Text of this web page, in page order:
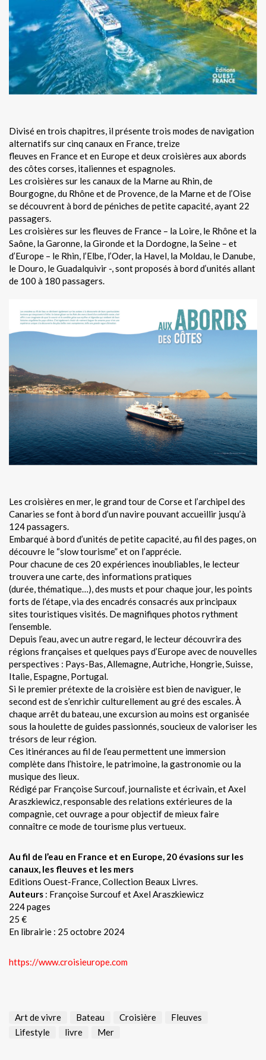
Divisé en trois chapitres, il présente trois modes de navigation
alternatifs sur cinq canaux en France, treize
fleuves en France et en Europe et deux croisières aux abords
des côtes corses, italiennes et espagnoles.
Les croisières sur les canaux de la Marne au Rhin, de
Bourgogne, du Rhône et de Provence, de la Marne et de l’Oise
se découvrent à bord de péniches de petite capacité, ayant 22
passagers.
Les croisières sur les fleuves de France – la Loire, le Rhône et la
Saône, la Garonne, la Gironde et la Dordogne, la Seine – et
d’Europe – le Rhin, l’Elbe, l’Oder, la Havel, la Moldau, le Danube,
le Douro, le Guadalquivir -, sont proposés à bord d’unités allant
de 100 à 180 passagers.
Les croisières en mer, le grand tour de Corse et l’archipel des
Canaries se font à bord d’un navire pouvant accueillir jusqu’à
124 passagers.
Embarqué à bord d’unités de petite capacité, au fil des pages, on
découvre le “slow tourisme” et on l’apprécie.
Pour chacune de ces 20 expériences inoubliables, le lecteur
trouvera une carte, des informations pratiques
(durée, thématique…), des musts et pour chaque jour, les points
forts de l’étape, via des encadrés consacrés aux principaux
sites touristiques visités. De magnifiques photos rythment
l’ensemble.
Depuis l’eau, avec un autre regard, le lecteur découvrira des
régions françaises et quelques pays d’Europe avec de nouvelles
perspectives : Pays-Bas, Allemagne, Autriche, Hongrie, Suisse,
Italie, Espagne, Portugal.
Si le premier prétexte de la croisière est bien de naviguer, le
second est de s’enrichir culturellement au gré des escales. À
chaque arrêt du bateau, une excursion au moins est organisée
sous la houlette de guides passionnés, soucieux de valoriser les
trésors de leur région.
Ces itinérances au fil de l’eau permettent une immersion
complète dans l’histoire, le patrimoine, la gastronomie ou la
musique des lieux.
Rédigé par Françoise Surcouf, journaliste et écrivain, et Axel
Araszkiewicz, responsable des relations extérieures de la
compagnie, cet ouvrage a pour objectif de mieux faire
connaître ce mode de tourisme plus vertueux.
Au fil de l’eau en France et en Europe, 20 évasions sur les
canaux, les fleuves et les mers
Editions Ouest-France, Collection Beaux Livres.
Auteurs : Françoise Surcouf et Axel Araszkiewicz
224 pages
25 €
En librairie : 25 octobre 2024
https://www.croisieurope.com
Art de vivre Bateau Croisière
Fleuves
Lifestyle
livre Mer